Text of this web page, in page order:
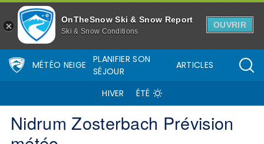
OnTheSnow Ski & Snow Report
Ski & Snow Conditions
OUVRIR
MÉTÉO NEIGE
PLANIFIER SON
SÉJOUR
ARTICLES
HIVER ÉTÉ
Nidrum Zosterbach Prévision